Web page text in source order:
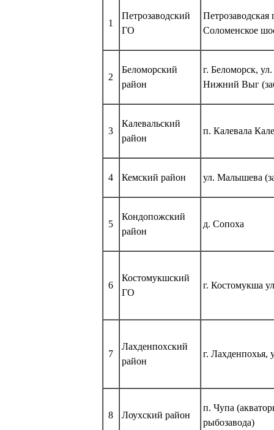
1
Петрозаводский
ГО
Соломенское
2
Беломорский
район
г. Беломорск,
Нижний Выг
3
Калевальский
район
п. Калевала
4 Кемский район ул. Малышева
5
Кондопожский
район
д. Сопоха
6
Костомукшский
ГО
г. Костомукша
7
Лахденпохский
район
г. Лахденпохья,
8 Лоухский район
п. Чупа
рыбозавода)